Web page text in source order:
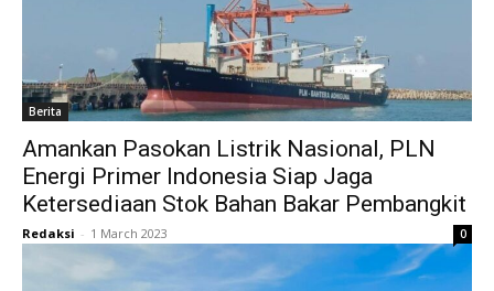
Berita
Amankan Pasokan Listrik Nasional, PLN
Energi Primer Indonesia Siap Jaga
Ketersediaan Stok Bahan Bakar Pembangkit
Redaksi - 1 March 2023 0